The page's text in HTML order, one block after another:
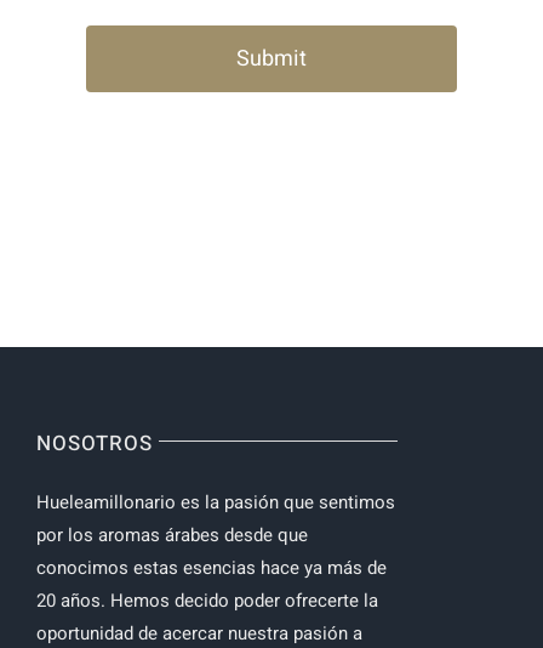
NOSOTROS
Hueleamillonario es la pasión que sentimos
por los aromas árabes desde que
conocimos estas esencias hace ya más de
20 años. Hemos decido poder ofrecerte la
oportunidad de acercar nuestra pasión a